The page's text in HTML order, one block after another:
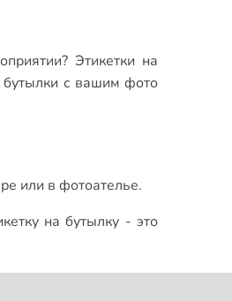
Этикетки на
бутылки с вашим фото
или в фотоателье.
на бутылку - это